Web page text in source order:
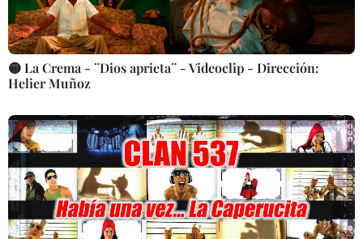
🟡 La Crema - ¨Dios aprieta¨ - Videoclip - Dirección:
Helier Muñoz